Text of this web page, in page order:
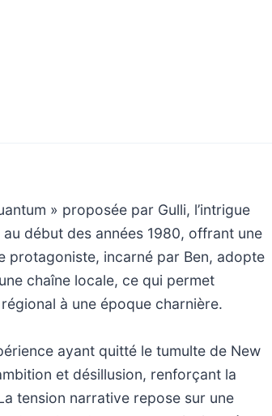
» proposée par Gulli, l’intrigue
début des années 1980, offrant une
protagoniste, incarné par Ben, adopte
chaîne locale, ce qui permet
à une époque charnière.
ayant quitté le tumulte de New
et désillusion, renforçant la
tension narrative repose sur une